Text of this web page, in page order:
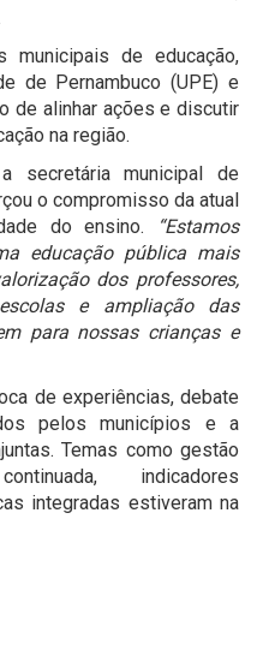
municipais de educação,
de Pernambuco (UPE) e
de alinhar ações e discutir
na região.
secretária municipal de
o compromisso da atual
do ensino.
“Estamos
educação pública mais
dos professores,
e ampliação das
para nossas crianças e
de experiências, debate
pelos municípios e a
Temas como gestão
indicadores
integradas estiveram na